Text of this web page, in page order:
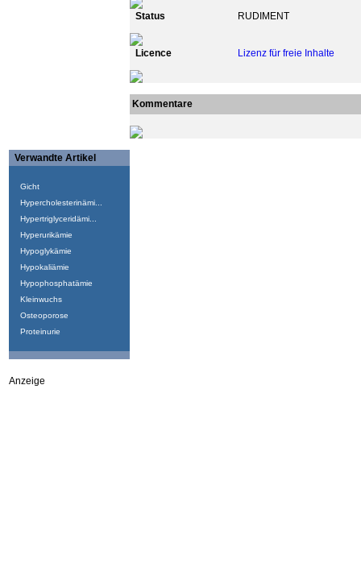
Status RUDIMENT
Licence Lizenz für freie Inhalte
Kommentare
Verwandte Artikel
Gicht
Hypercholesterinämi...
Hypertriglyceridämi...
Hyperurikämie
Hypoglykämie
Hypokaliämie
Hypophosphatämie
Kleinwuchs
Osteoporose
Proteinurie
Anzeige